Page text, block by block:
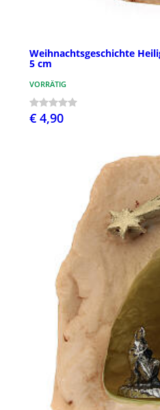
Weihnachtsgeschichte
5 cm
VORRÄTIG
€ 4,90